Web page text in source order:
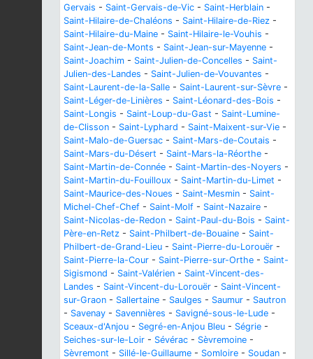
Gervais - Saint-Gervais-de-Vic - Saint-Herblain -
Saint-Hilaire-de-Chaléons - Saint-Hilaire-de-Riez -
Saint-Hilaire-du-Maine - Saint-Hilaire-le-Vouhis -
Saint-Jean-de-Monts - Saint-Jean-sur-Mayenne -
Saint-Joachim - Saint-Julien-de-Concelles - Saint-
Julien-des-Landes - Saint-Julien-de-Vouvantes -
Saint-Laurent-de-la-Salle - Saint-Laurent-sur-Sèvre -
Saint-Léger-de-Linières - Saint-Léonard-des-Bois -
Saint-Longis - Saint-Loup-du-Gast - Saint-Lumine-
de-Clisson - Saint-Lyphard - Saint-Maixent-sur-Vie -
Saint-Malo-de-Guersac - Saint-Mars-de-Coutais -
Saint-Mars-du-Désert - Saint-Mars-la-Réorthe -
Saint-Martin-de-Connée - Saint-Martin-des-Noyers -
Saint-Martin-du-Fouilloux - Saint-Martin-du-Limet -
Saint-Maurice-des-Noues - Saint-Mesmin - Saint-
Michel-Chef-Chef - Saint-Molf - Saint-Nazaire -
Saint-Nicolas-de-Redon - Saint-Paul-du-Bois - Saint-
Père-en-Retz - Saint-Philbert-de-Bouaine - Saint-
Philbert-de-Grand-Lieu - Saint-Pierre-du-Lorouër -
Saint-Pierre-la-Cour - Saint-Pierre-sur-Orthe - Saint-
Sigismond - Saint-Valérien - Saint-Vincent-des-
Landes - Saint-Vincent-du-Lorouër - Saint-Vincent-
sur-Graon - Sallertaine - Saulges - Saumur - Sautron
- Savenay - Savennières - Savigné-sous-le-Lude -
Sceaux-d'Anjou - Segré-en-Anjou Bleu - Ségrie -
Seiches-sur-le-Loir - Sévérac - Sèvremoine -
Sèvremont - Sillé-le-Guillaume - Somloire - Soudan -